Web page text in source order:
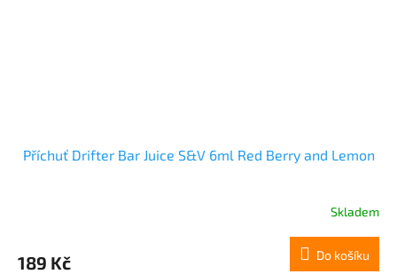
Příchuť Drifter Bar Juice S&V 6ml Red Berry and Lemon
Skladem
189 Kč Do košíku